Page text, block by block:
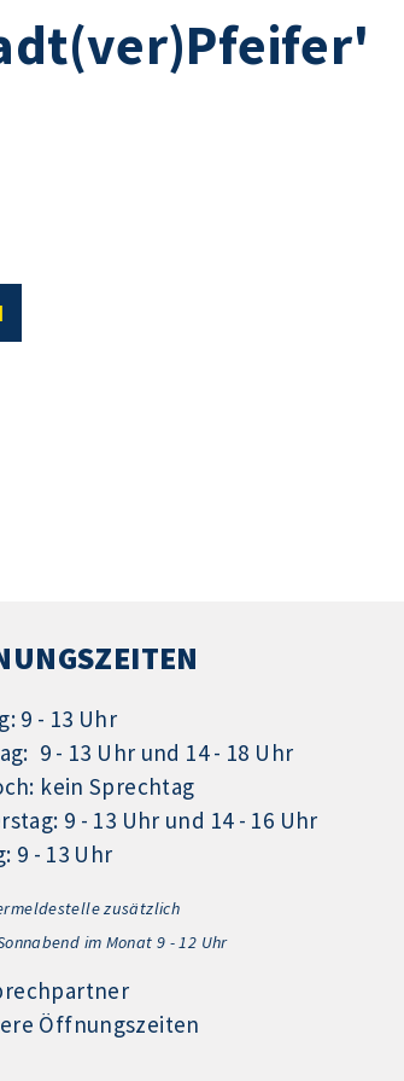
9 - 13 Uhr
9 - 13 Uhr und 14 - 18 Uhr
kein Sprechtag
9 - 13 Uhr und 14 - 16 Uhr
9 - 13 Uhr
zusätzlich
im Monat 9 - 12 Uhr
Öffnungszeiten